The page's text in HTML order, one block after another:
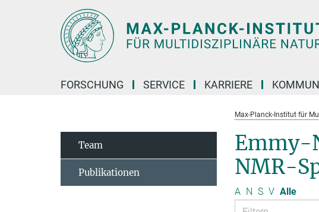
FORSCHUNG SERVICE KARRIERE
Max-Planck-Institut für
Emmy-
NMR-
A N S V Alle
Team
Publikationen